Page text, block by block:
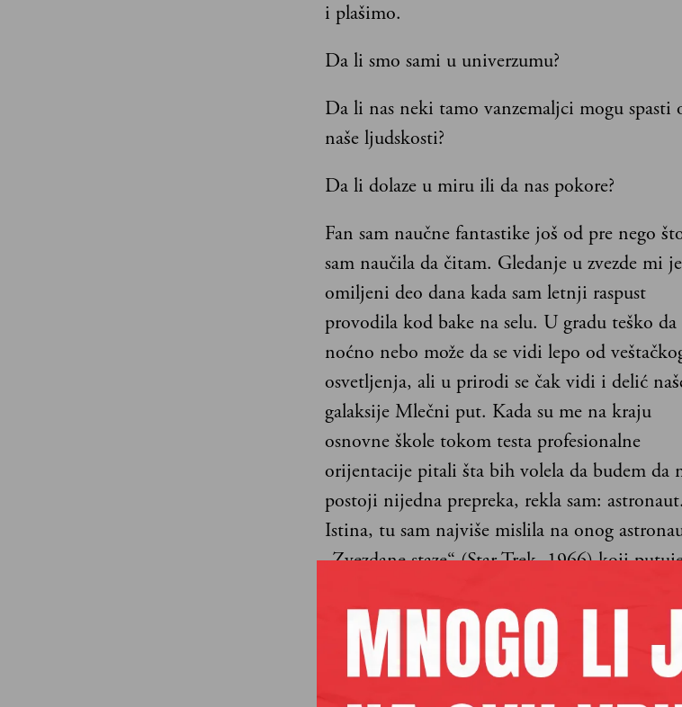
i plašimo.
Da li smo sami u univerzumu?
Da li nas neki tamo vanzemaljci mogu spasti
naše ljudskosti?
Da li dolaze u miru ili da nas pokore?
Fan sam naučne fantastike još od pre nego
sam naučila da čitam. Gledanje u zvezde mi
omiljeni deo dana kada sam letnji raspust
provodila kod bake na selu. U gradu teško da
noćno nebo može da se vidi lepo od
osvetljenja, ali u prirodi se čak vidi i delić
galaksije Mlečni put. Kada su me na kraju
osnovne škole tokom testa profesionalne
orijentacije pitali šta bih volela da budem da
postoji nijedna prepreka, rekla sam: astronaut.
Istina, tu sam najviše mislila na onog
„Zvezdane staze“ (Star Trek, 1966) koji
svemira, poput stvaranja novih svetova i crnih